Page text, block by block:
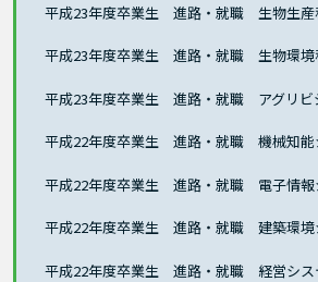
平成23年度卒業生 進路・就職 生物生産
平成23年度卒業生 進路・就職 生物環境
平成23年度卒業生 進路・就職 アグリビ
平成22年度卒業生 進路・就職 機械知能
平成22年度卒業生 進路・就職 電子情報
平成22年度卒業生 進路・就職 建築環境
平成22年度卒業生 進路・就職 経営シス